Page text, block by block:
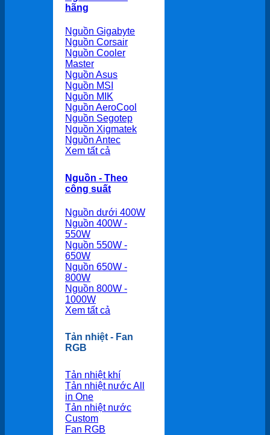
hãng
Nguồn Gigabyte
Nguồn Corsair
Nguồn Cooler
Master
Nguồn Asus
Nguồn MSI
Nguồn MIK
Nguồn AeroCool
Nguồn Segotep
Nguồn Xigmatek
Nguồn Antec
Xem tất cả
Nguồn - Theo
công suất
Nguồn dưới 400W
Nguồn 400W -
550W
Nguồn 550W -
650W
Nguồn 650W -
800W
Nguồn 800W -
1000W
Xem tất cả
Tản nhiệt - Fan
RGB
Tản nhiệt khí
Tản nhiệt nước All
in One
Tản nhiệt nước
Custom
Fan RGB